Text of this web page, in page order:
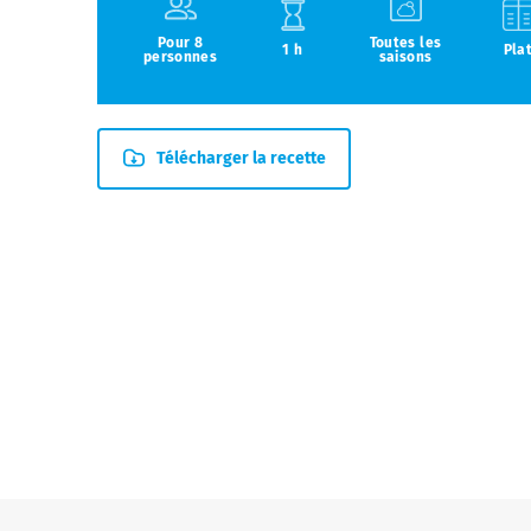
Pour 8
personnes
1 h
Toutes les
saisons
Télécharger la recette